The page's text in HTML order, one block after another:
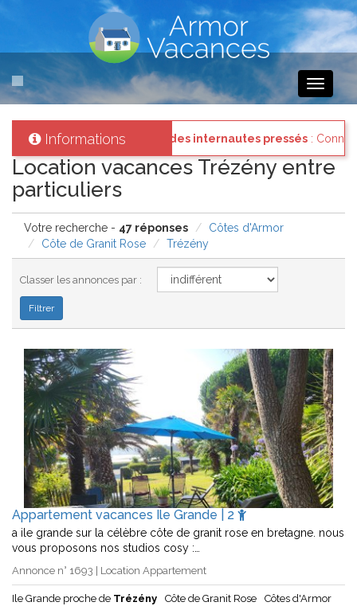
Toggle
Informations
vous à votre compte et consultez les "Messages des internautes
Location vacances Trézény entre
particuliers
Votre recherche - 47 réponses
Côtes d'Armor
Côte de Granit Rose
Trézény
Classer les annonces par :
Appartement vacances Ile Grande | 2
a ile grande sur la célèbre côte de granit rose en bretagne. nous
vous proposons nos studios cosy :…
Annonce n° 1693 | Location Appartement
Ile Grande proche de Trézény Côte de Granit Rose
Côtes d'Armor